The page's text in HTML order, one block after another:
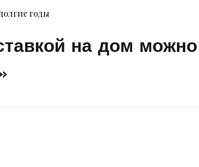
годы
на дом